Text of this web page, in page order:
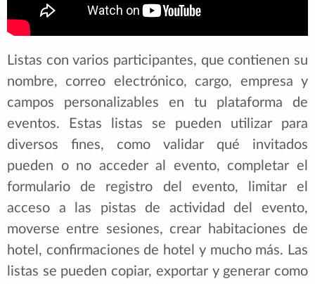
Listas con varios participantes, que contienen su
nombre, correo electrónico, cargo, empresa y
campos personalizables en tu plataforma de
eventos. Estas listas se pueden utilizar para
diversos fines, como validar qué invitados
pueden o no acceder al evento, completar el
formulario de registro del evento, limitar el
acceso a las pistas de actividad del evento,
moverse entre sesiones, crear habitaciones de
hotel, confirmaciones de hotel y mucho más. Las
listas se pueden copiar, exportar y generar como